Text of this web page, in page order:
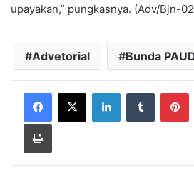
upayakan,” pungkasnya. (Adv/Bjn-
Advetorial Bunda
LinkedInTumblr
Print